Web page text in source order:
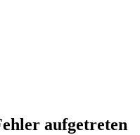
aufgetreten